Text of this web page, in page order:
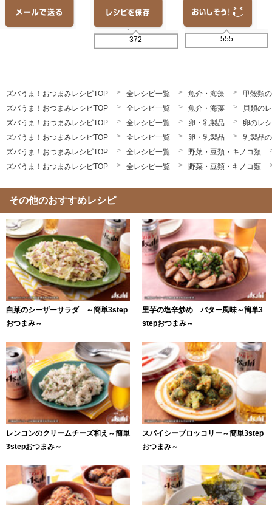
372 555
ズバうま！おつまみレシピTOP 全レシピ一覧 魚介・海藻
甲殻類
ズバうま！おつまみレシピTOP
全レシピ一覧 魚介・海藻
貝類の
ズバうま！おつまみレシピTOP
全レシピ一覧 卵・乳製品
卵のレ
ズバうま！おつまみレシピTOP
全レシピ一覧 卵・乳製品
乳製品
ズバうま！おつまみレシピTOP
全レシピ一覧
野菜・豆類・キノコ類
ズバうま！おつまみレシピTOP
全レシピ一覧 野菜・豆類・キノコ類
その他のおすすめレシピ
白菜のシーザーサラダ ～簡単3step
おつまみ～
里芋の塩辛炒め バター風味～簡単3
stepおつまみ～
レンコンのクリームチーズ和え～簡単
3stepおつまみ～
スパイシーブロッコリー～簡単3step
おつまみ～